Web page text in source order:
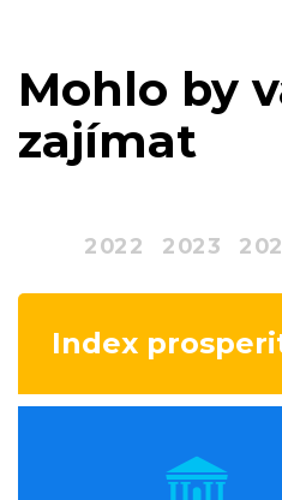
Mohlo by
zajímat
2022 2023
Index